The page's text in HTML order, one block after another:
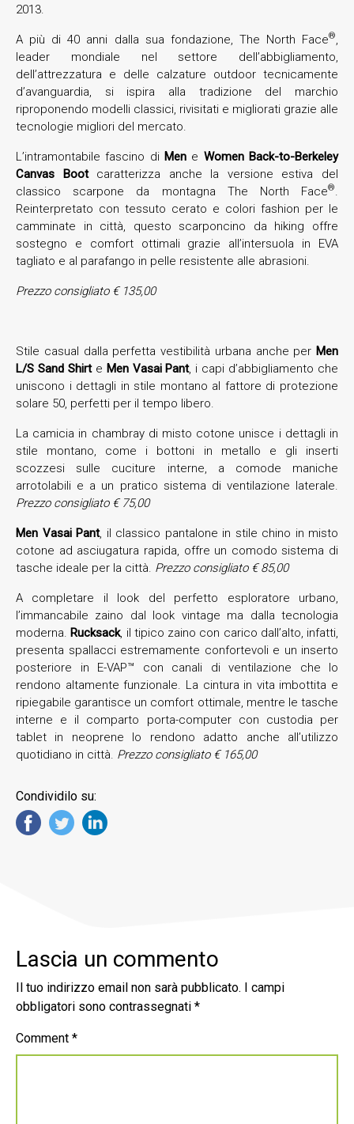
2013.
A più di 40 anni dalla sua fondazione, The North Face®,
leader mondiale nel settore dell’abbigliamento,
dell’attrezzatura e delle calzature outdoor tecnicamente
d’avanguardia, si ispira alla tradizione del marchio
riproponendo modelli classici, rivisitati e migliorati grazie alle
tecnologie migliori del mercato.
L’intramontabile fascino di Men e Women Back-to-Berkeley
Canvas Bootcaratterizza anche la versione estiva del
classico scarpone da montagna The North Face®.
Reinterpretato con tessuto cerato e colori fashion per le
camminate in città, questo scarponcino da hiking offre
sostegno e comfort ottimali grazie all’intersuola in EVA
tagliato e al parafango in pelle resistente alle abrasioni.
Prezzo consigliato € 135,00
Stile casual dalla perfetta vestibilità urbana anche per Men
L/S Sand Shirte Men Vasai Pant, i capi d’abbigliamento che
uniscono i dettagli in stile montano al fattore di protezione
solare 50, perfetti per il tempo libero.
La camicia in chambray di misto cotone unisce i dettagli in
stile montano, come i bottoni in metallo e gli inserti
scozzesi sulle cuciture interne, a comode maniche
arrotolabili e a un pratico sistema di ventilazione laterale.
Prezzo consigliato € 75,00
Men Vasai Pant, il classico pantalone in stile chino in misto
cotone ad asciugatura rapida, offre un comodo sistema di
tasche ideale per la città. Prezzoconsigliato € 85,00
A completare il look del perfetto esploratore urbano,
l’immancabile zaino dal look vintage ma dalla tecnologia
moderna.Rucksack, il tipico zaino con carico dall’alto, infatti,
presenta spallacci estremamente confortevoli e un inserto
posteriore in E-VAP™ con canali di ventilazione che lo
rendono altamente funzionale. La cintura in vita imbottita e
ripiegabile garantisce un comfort ottimale, mentre le tasche
interne e il comparto porta-computer con custodia per
tablet in neoprene lo rendono adatto anche all’utilizzo
quotidiano in città. Prezzo consigliato € 165,00
Condividilo su:
Lascia un commento
Il tuo indirizzo email non sarà pubblicato.
I campi
obbligatori sono contrassegnati *
Comment *